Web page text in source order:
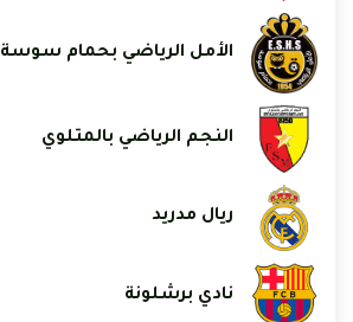
الأمل الرياضي بحمام سوسة
النجم الرياضي بالمتلوي
ريال مدريد
نادي برشلونة